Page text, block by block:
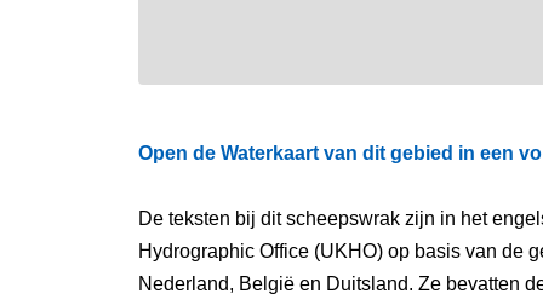
Open de Waterkaart van dit gebied in een
De teksten bij dit scheepswrak zijn in het
Hydrographic Office (UKHO) op basis van de
Nederland, België en Duitsland. Ze bevatten